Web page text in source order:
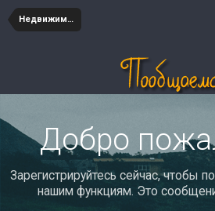
Недвижимость
Добро
Зарегистрируйтесь сейчас, чтобы
нашим функциям. Это